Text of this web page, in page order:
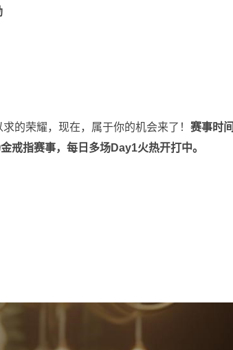
的荣耀，现在，属于你的机会来了！ 赛事时间
戒指赛事，每日多场Day1火热开打中。